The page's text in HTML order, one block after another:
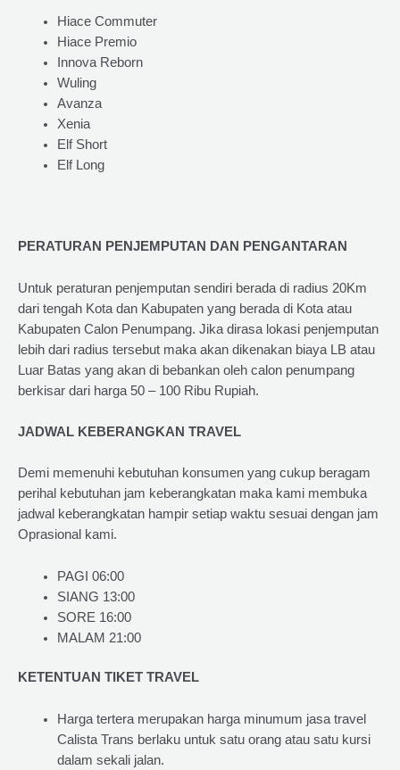
Hiace Commuter
Hiace Premio
Innova Reborn
Wuling
Avanza
Xenia
Elf Short
Elf Long
PERATURAN PENJEMPUTAN DAN PENGANTARAN
Untuk peraturan penjemputan sendiri berada di radius 20Km
dari tengah Kota dan Kabupaten yang berada di Kota atau
Kabupaten Calon Penumpang. Jika dirasa lokasi penjemputan
lebih dari radius tersebut maka akan dikenakan biaya LB atau
Luar Batas yang akan di bebankan oleh calon penumpang
berkisar dari harga 50 – 100 Ribu Rupiah.
JADWAL KEBERANGKAN TRAVEL
Demi memenuhi kebutuhan konsumen yang cukup beragam
perihal kebutuhan jam keberangkatan maka kami membuka
jadwal keberangkatan hampir setiap waktu sesuai dengan jam
Oprasional kami.
PAGI 06:00
SIANG 13:00
SORE 16:00
MALAM 21:00
KETENTUAN TIKET TRAVEL
Harga tertera merupakan harga minumum jasa travel
Calista Trans berlaku untuk satu orang atau satu kursi
dalam sekali jalan.